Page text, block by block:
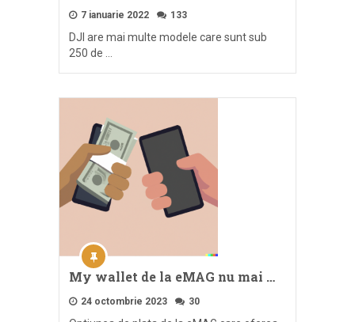
7 ianuarie 2022 133
DJI are mai multe modele care sunt sub
250 de …
My wallet de la eMAG nu mai …
24 octombrie 2023 30